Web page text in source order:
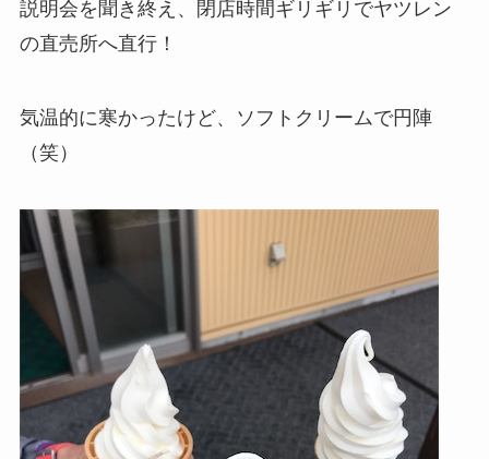
説明会を聞き終え、閉店時間ギリギリでヤツレン
の直売所へ直行！
気温的に寒かったけど、ソフトクリームで円陣
（笑）